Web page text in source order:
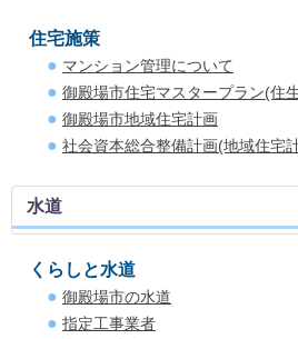
住宅施策
マンション管理について
御殿場市住宅マスタープラン(住
御殿場市地域住宅計画
社会資本総合整備計画(地域住宅
水道
くらしと水道
御殿場市の水道
指定工事業者